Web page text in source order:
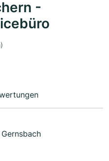
-